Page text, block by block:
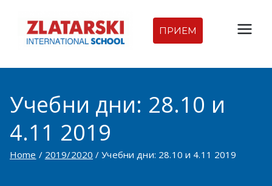
content
Междуна
родна
гимназия
ПРИЕМ
Учебни дни: 28.10 и
4.11 2019
Home 2019/2020 Учебни дни: 28.10 и 4.11 2019